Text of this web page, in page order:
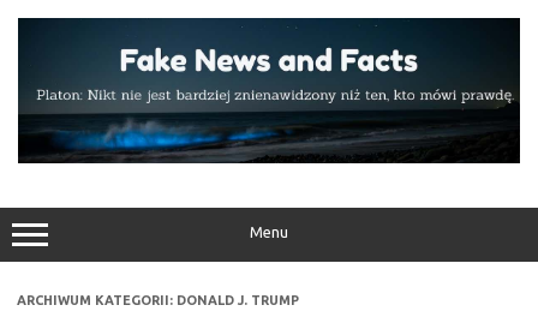
Menu
ARCHIWUM KATEGORII: DONALD J. TRUMP